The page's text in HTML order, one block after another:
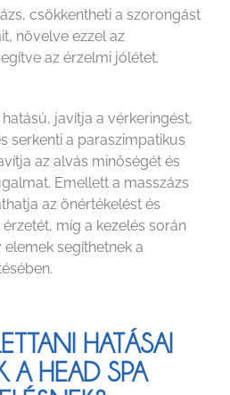
csökkentheti a szorongást
növelve ezzel az
az érzelmi jólétet.
javítja a vérkeringést,
serkenti a paraszimpatikus
az alvás minőségét és
Emellett a masszázs
az önértékelést és
míg a kezelés során
segíthetnek a
HATÁSAI
A HEAD SPA